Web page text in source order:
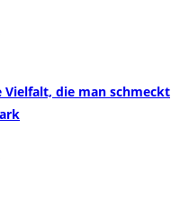
die man schmeckt